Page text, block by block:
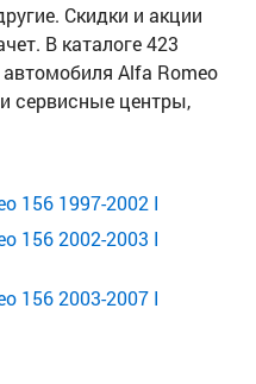
Скидки и акции
В каталоге 423
Alfa Romeo
сервисные центры,
156 1997-2002 I
156 2002-2003 I
156 2003-2007 I